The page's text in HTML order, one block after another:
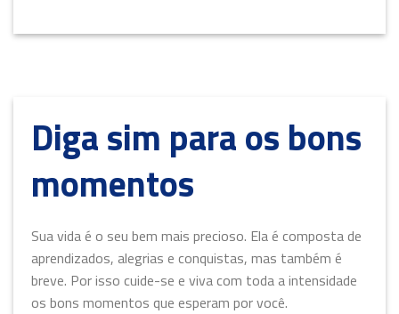
Diga sim para os bons
momentos
Sua vida é o seu bem mais precioso. Ela é composta de
aprendizados, alegrias e conquistas, mas também é
breve. Por isso cuide-se e viva com toda a intensidade
os bons momentos que esperam por você.